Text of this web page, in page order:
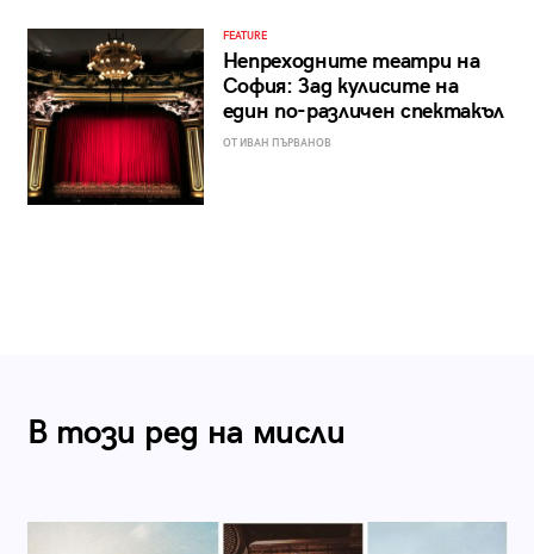
FEATURE
Непреходните театри на
София: Зад кулисите на
един по-различен спектакъл
ОТ ИВАН ПЪРВАНОВ
В този ред на мисли